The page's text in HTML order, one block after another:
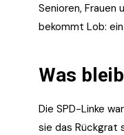
Senioren, Frauen
bekommt Lob:
Was
Die SPD-Linke
sie das Rückgrat